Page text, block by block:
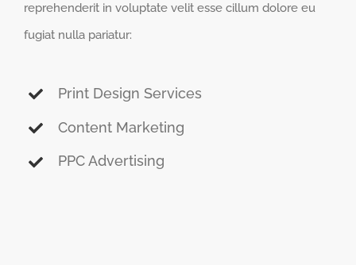
reprehenderit in voluptate velit esse cillum dolore eu
fugiat nulla pariatur:
Print Design Services
Content Marketing
PPC Advertising